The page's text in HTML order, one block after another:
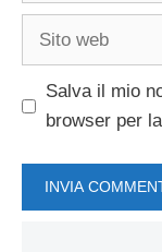
Sito
Salva il mio
browser per